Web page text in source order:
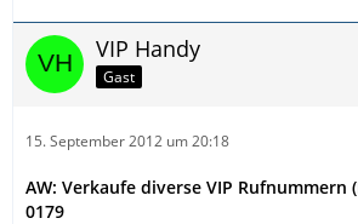
VIP Handy
Gast
15. September 2012 um 20:18
AW: Verkaufe diverse VIP Rufnummern
0179